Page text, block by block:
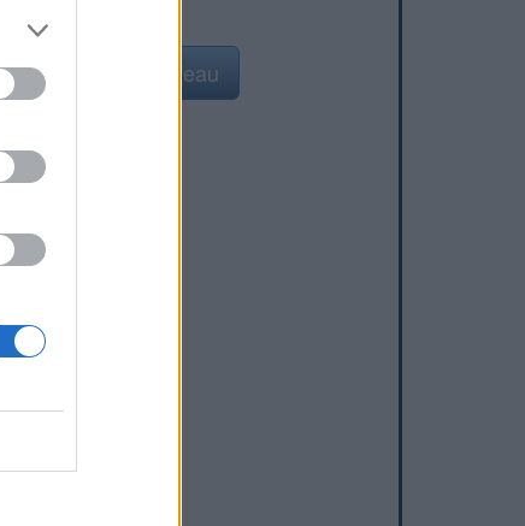
Ajouter un point d'eau